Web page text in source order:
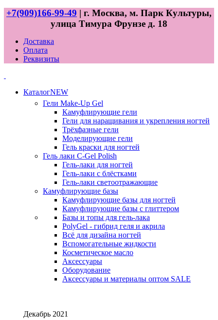
+7(909)166-99-49 | г. Москва, м. Парк Культуры,
улица Тимура Фрунзе д. 18
Доставка
Оплата
Реквизиты
КаталогNEW
Гели Make-Up Gel
Камуфлирующие гели
Гели для наращивания и укрепления ногтей
Трёхфазные гели
Моделирующие гели
Гель краски для ногтей
Гель лаки C-Gel Polish
Гель-лаки для ногтей
Гель-лаки с блёстками
Гель-лаки светоотражающие
Камуфлирующие базы
Камуфлирующие базы для ногтей
Камуфлирующие базы с глиттером
Базы и топы для гель-лака
PolyGel - гибрид геля и акрила
Всё для дизайна ногтей
Вспомогательные жидкости
Косметическое масло
Аксессуары
Оборудование
Аксессуары и материалы оптом SALE
Декабрь 2021